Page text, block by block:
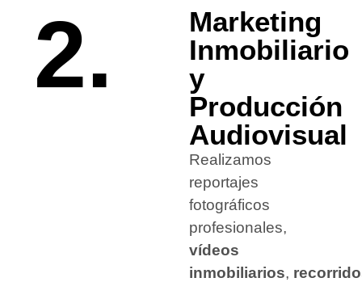
2.
Marketing
Inmobiliario
y
Producción
Audiovisual
Realizamos
reportajes
fotográficos
profesionales,
vídeos
inmobiliarios,